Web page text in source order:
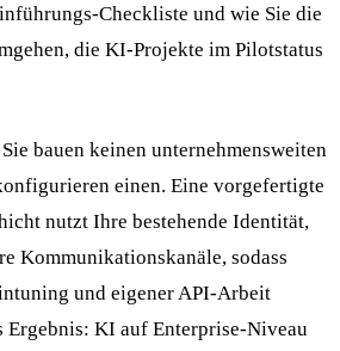
Checkliste und wie Sie die
die KI-Projekte im Pilotstatus
Sie bauen keinen unternehmensweiten
einen. Eine vorgefertigte
nutzt Ihre bestehende Identität,
Kommunikationskanäle, sodass
und eigener API-Arbeit
Ergebnis: KI auf Enterprise-Niveau